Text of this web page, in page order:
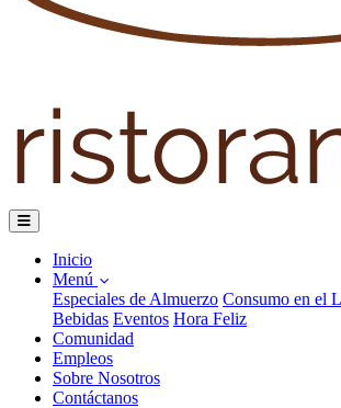
Inicio
Menú
Especiales de Almuerzo Consumo en el
Bebidas Eventos Hora Feliz
Comunidad
Empleos
Sobre Nosotros
Contáctanos